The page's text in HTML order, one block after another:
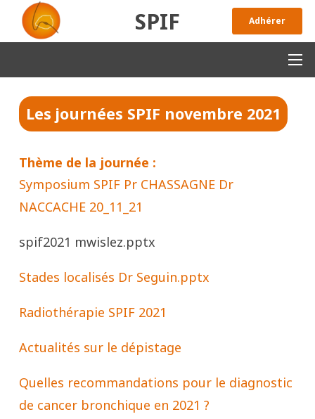
SPIF Adhérer
Les journées SPIF novembre 2021
Thème de la journée :
Symposium SPIF Pr CHASSAGNE Dr
NACCACHE 20_11_21
spif2021 mwislez.pptx
Stades localisés Dr Seguin.pptx
Radiothérapie SPIF 2021
Actualités sur le dépistage
Quelles recommandations pour le diagnostic
de cancer bronchique en 2021 ?